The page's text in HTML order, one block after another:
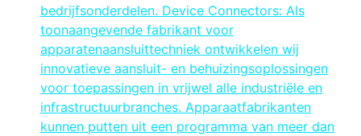
bedrijfsonderdelen. Device Connectors: Als
toonaangevende fabrikant voor
apparatenaansluittechniek ontwikkelen wij
innovatieve aansluit- en behuizingsoplossingen
voor toepassingen in vrijwel alle industriële en
infrastructuurbranches. Apparaatfabrikanten
kunnen putten uit een programma van meer dan